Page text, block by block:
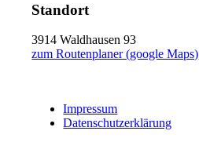
Standort
3914 Waldhausen 93
zum Routenplaner (google Maps)
Impressum
Datenschutzerklärung